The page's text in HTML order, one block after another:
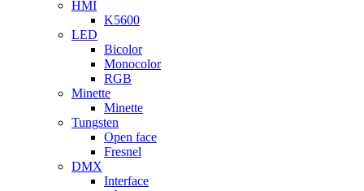
HMI
K5600
LED
Bicolor
Monocolor
RGB
Minette
Minette
Tungsten
Open face
Fresnel
DMX
Interface